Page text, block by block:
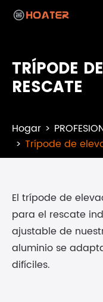
TRÍPODE
RESCATE
Hogar
Trípode de
El trípode de
para el rescate
ajustable de
aluminio se
difíciles.